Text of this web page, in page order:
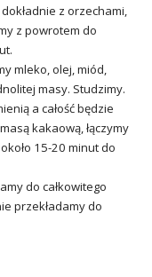
z orzechami,
z powrotem do
mleko, olej, miód,
masy. Studzimy.
a całość będzie
kakaową, łączymy
15-20 minut do
do całkowitego
przekładamy do